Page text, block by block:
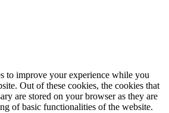
to improve your experience while you
Out of these cookies, the cookies that
are stored on your browser as they are
of basic functionalities of the website.